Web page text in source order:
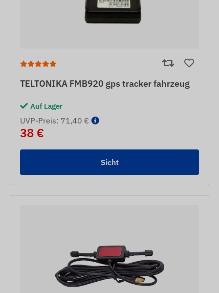
TELTONIKA FMB920 gps tracker fahrzeug
Auf Lager
UVP-Preis: 71,40 €
38 €
Sicht